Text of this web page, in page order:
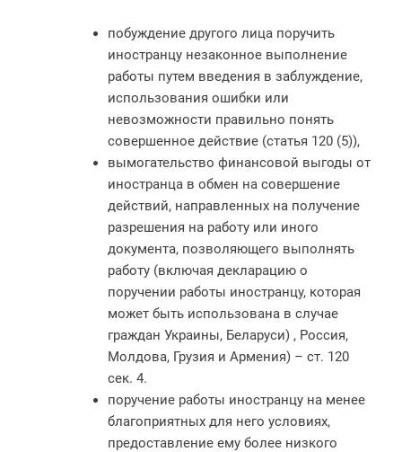
побуждение другого лица поручить
иностранцу незаконное выполнение
работы путем введения в заблуждение,
использования ошибки или
невозможности правильно понять
совершенное действие (статья 120 (5)),
вымогательство финансовой выгоды от
иностранца в обмен на совершение
действий, направленных на получение
разрешения на работу или иного
документа, позволяющего выполнять
работу (включая декларацию о
поручении работы иностранцу, которая
может быть использована в случае
граждан Украины, Беларуси) , Россия,
Молдова, Грузия и Армения) – ст. 120
сек. 4.
поручение работы иностранцу на менее
благоприятных для него условиях,
предоставление ему более низкого